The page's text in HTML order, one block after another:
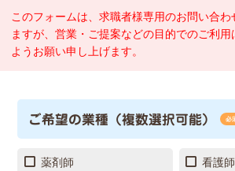
このフォームは、求職者様専用のお問い合わ
ますが、営業・ご提案などの目的でのご利
ようお願い申し上げます。
ご希望の業種（複数選択可能） 必
薬剤師 看護師